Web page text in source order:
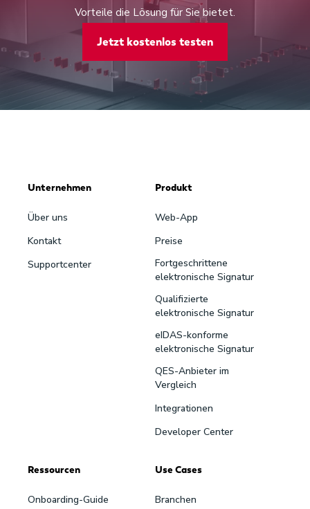
Vorteile die Lösung für Sie bietet.
Jetzt kostenlos testen
Unternehmen
Über uns
Kontakt
Supportcenter
Produkt
Web-App
Preise
Fortgeschrittene
elektronische Signatur
Qualifizierte
elektronische Signatur
eIDAS-konforme
elektronische Signatur
QES-Anbieter im
Vergleich
Integrationen
Developer Center
Ressourcen
Onboarding-Guide
Use Cases
Branchen